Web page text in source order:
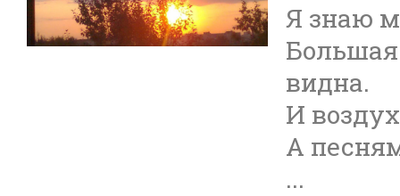
Я знаю
видна.
И
А
...